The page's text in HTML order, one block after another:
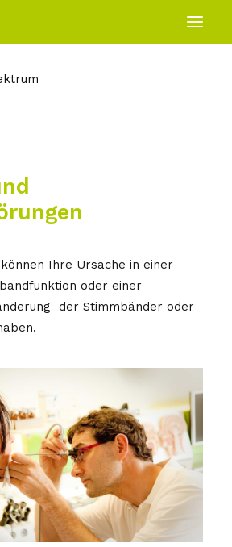
Start
Hören
und
und
Kontakt
Ihre Ursache in einer
oder einer
der Stimmbänder oder